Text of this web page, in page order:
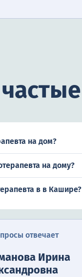
на дом?
на дому?
в в Кашире?
отвечает
Ирина